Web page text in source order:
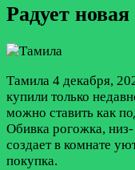
Радует
Тамила 4 декабря,
купили только
можно ставить как
Обивка рогожка,
создает в комнате
покупка.